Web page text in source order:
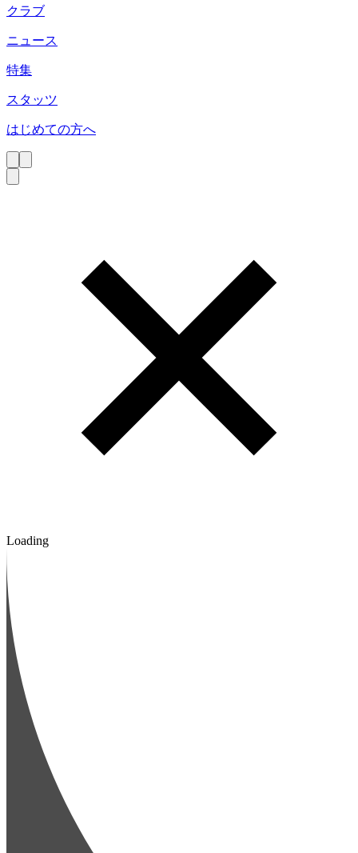
クラブ
ニュース
特集
スタッツ
はじめての方へ
Loading